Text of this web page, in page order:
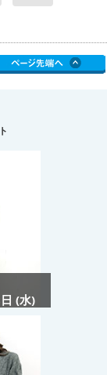
(水)